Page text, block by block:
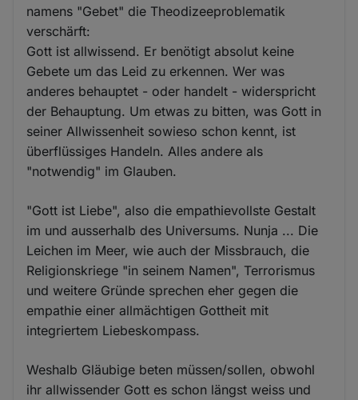
namens "Gebet" die Theodizeeproblematik
verschärft:
Gott ist allwissend. Er benötigt absolut keine
Gebete um das Leid zu erkennen. Wer was
anderes behauptet - oder handelt - widerspricht
der Behauptung. Um etwas zu bitten, was Gott in
seiner Allwissenheit sowieso schon kennt, ist
überflüssiges Handeln. Alles andere als
"notwendig" im Glauben.
"Gott ist Liebe", also die empathievollste Gestalt
im und ausserhalb des Universums. Nunja ... Die
Leichen im Meer, wie auch der Missbrauch, die
Religionskriege "in seinem Namen", Terrorismus
und weitere Gründe sprechen eher gegen die
empathie einer allmächtigen Gottheit mit
integriertem Liebeskompass.
Weshalb Gläubige beten müssen/sollen, obwohl
ihr allwissender Gott es schon längst weiss und